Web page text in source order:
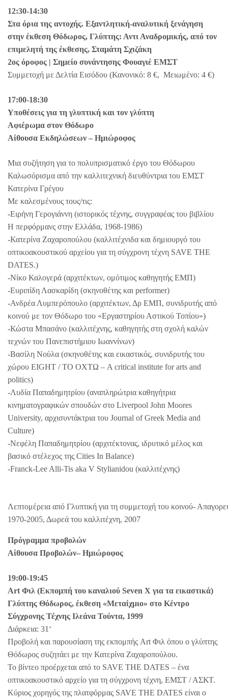
12:30-14:30
Στα όρια της αντοχής. Εξαντλητική-αναλυτική ξενάγηση
στην έκθεση Θόδωρος, Γλύπτης: Αντι Αναδρομικής, από τον
επιμελητή της έκθεσης, Σταμάτη Σχιζάκη
2ος όροφος | Σημείο συνάντησης Φουαγιέ ΕΜΣΤ
Συμμετοχή με Δελτία Εισόδου (Κανονικό: 8 €, Μειωμένο: 4 €)
17:00-18:30
Υποθέσεις για τη γλυπτική και τον γλύπτη
Αφιέρωμα στον Θόδωρο
Αίθουσα Εκδηλώσεων – Ημιώροφος
Μια συζήτηση για το πολυπρισματικό έργο του Θόδωρου
Καλωσόρισμα από την καλλιτεχνική διευθύντρια του ΕΜΣΤ
Κατερίνα Γρέγου
Με καλεσμένους τους/τις:
-Ειρήνη Γερογιάννη (ιστορικός τέχνης, συγγραφέας του βιβλίου
Η περφόρμανς στην Ελλάδα, 1968-1986)
-Κατερίνα Ζαχαροπούλου (καλλιτέχνιδα και δημιουργό του
οπτικοακουστικού αρχείου για τη σύγχρονη τέχνη SAVE THE
DATES.)
-Νίκο Καλογερά (αρχιτέκτων, ομότιμος καθηγητής ΕΜΠ)
-Ευριπίδη Λασκαρίδη (σκηνοθέτης και performer)
-Ανδρέα Λυμπερόπουλο (αρχιτέκτων, Δρ ΕΜΠ, συνιδρυτής από
κοινού με τον Θόδωρο του «Εργαστηρίου Αστικού Τοπίου»)
-Κώστα Μπασάνο (καλλιτέχνης, καθηγητής στη σχολή καλών
τεχνών του Πανεπιστήμιου Ιωαννίνων)
-Βασίλη Νούλα (σκηνοθέτης και εικαστικός, συνιδρυτής του
χώρου EIGHT / ΤΟ ΟΧΤΩ – A critical institute for arts and
politics)
-Λυδία Παπαδημητρίου (αναπληρώτρια καθηγήτρια
κινηματογραφικών σπουδών στο Liverpool John Moores
University, αρχισυντάκτρια του Journal of Greek Media and
Culture)
-Νεφέλη Παπαδημητρίου (αρχιτέκτονας, ιδρυτικό μέλος και
βασικό στέλεχος της Cities In Balance)
-Franck-Lee Alli-Tis aka V Stylianidou (καλλιτέχνης)
Λεπτομέρεια από Γλυπτική για τη συμμετοχή του κοινού-
1970-2005, Δωρεά του καλλιτέχνη, 2007
Πρόγραμμα προβολών
Αίθουσα Προβολών– Ημιώροφος
19:00-19:45
Art Φιλ (Εκπομπή του καναλιού Seven X για τα εικαστικά)
Γλύπτης Θόδωρος, έκθεση «Μεταίχμιο» στο Κέντρο
Σύγχρονης Τέχνης Ιλεάνα Τούντα, 1999
Διάρκεια: 31‘
Προβολή και παρουσίαση της εκπομπής Art Φιλ όπου ο γλύπτης
Θόδωρος συζητάει με την Κατερίνα Ζαχαροπούλου.
Το βίντεο προέρχεται από το SAVE THE DATES – ένα
οπτικοακουστικό αρχείο για τη σύγχρονη τέχνη, ΕΜΣΤ / ΑΣΚΤ.
Κύριος χορηγός της πλατφόρμας SAVE THE DATES είναι ο